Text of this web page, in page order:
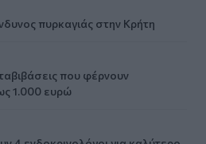
πυρκαγιάς στην Κρήτη
που φέρνουν
1.000 ευρώ